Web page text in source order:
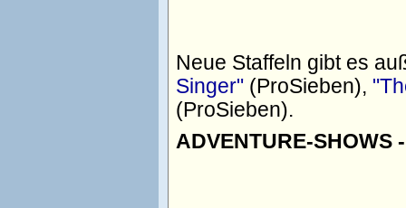
Neue Staffeln gibt es
Singer" (ProSieben),
(ProSieben).
ADVENTURE-